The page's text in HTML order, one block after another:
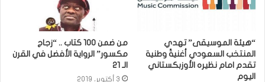
“هيئة الموسيقى” تهدي
المنتخب السعودي أغنيةً وطنية
تقدم امام نظيره الأوزبكستاني
اليوم
من ضمن 100 كتاب .. “زجاج
مكسور” الرواية الأفضل في القرن
الـ 21
3 أكتوبر، 2019